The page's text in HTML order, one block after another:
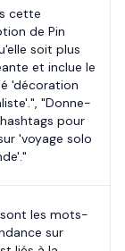
cette
de Pin
soit plus
et inclue le
'décoration
"Donne-
pour
'voyage solo
les mots-
sur